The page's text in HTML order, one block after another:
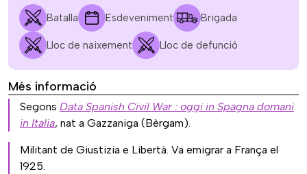
Batalla Esdeveniment Brigada
Lloc de naixement Lloc de defunció
Més informació
Segons Data Spanish Civil War : oggi in Spagna domani
in Italia, nat a Gazzaniga (Bèrgam).
Militant de Giustizia e Libertà. Va emigrar a França el
1925.